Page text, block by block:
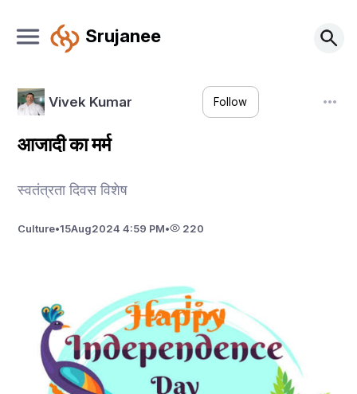
Srujanee
Vivek Kumar Follow
आजादी का मर्म
स्वतंत्रता दिवस विशेष
Culture•15Aug2024 4:59 PM• 220